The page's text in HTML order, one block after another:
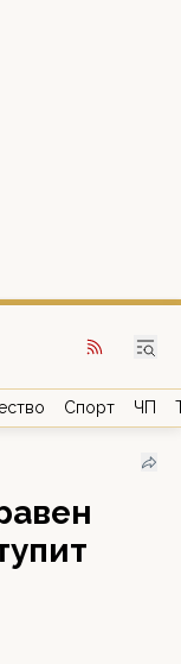
Спорт ЧП